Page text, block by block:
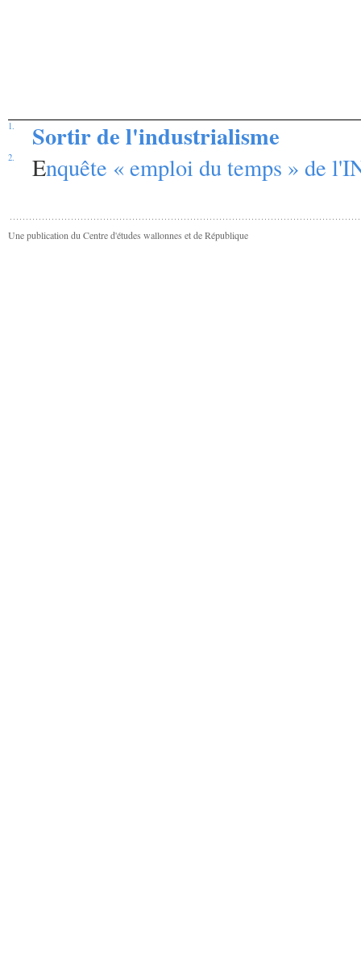
1. Sortir de l'industrialisme
2. Enquête « emploi du temps » de
Une publication du Centre d'études wallonnes et de République